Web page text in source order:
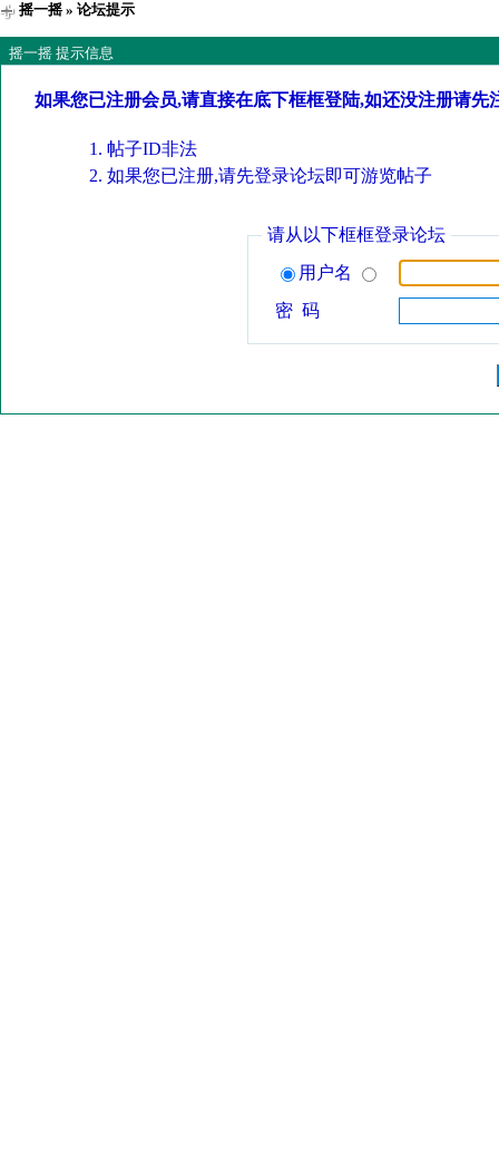
摇一摇» 论坛提示
摇一摇 提示信息
如果您已注册会员,请直接在底下框框登陆,如还没注册请先
帖子ID非法
如果您已注册,请先登录论坛即可游览帖子
请从以下框框登录论坛
用户名
密 码